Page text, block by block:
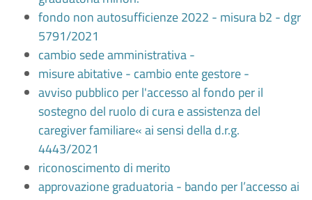
fondo non autosufficienze 2022 - misura b2 - dgr
5791/2021
cambio sede amministrativa -
misure abitative - cambio ente gestore -
avviso pubblico per l'accesso al fondo per il
sostegno del ruolo di cura e assistenza del
caregiver familiare« ai sensi della d.r.g.
4443/2021
riconoscimento di merito
approvazione graduatoria - bando per l’accesso ai